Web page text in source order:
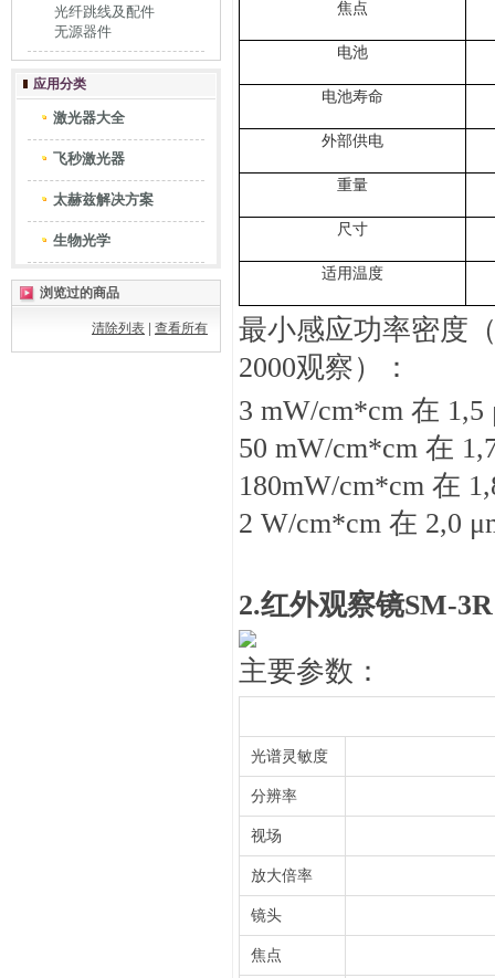
光纤跳线及配件
无源器件
应用分类
激光器大全
飞秒激光器
太赫兹解决方案
生物光学
浏览过的商品
清除列表 查看所有
焦点
电池
电池寿命
外部供电
重量
尺寸
适用温度
最小感应功率密度
2000观察）：
3 mW/cm*cm 在 1,5
50 mW/cm*cm 在
180mW/cm*cm 在
2 W/cm*cm 在 2,0
2.红外观察镜SM-3R
主要参数：
光谱灵敏度
分辨率
视场
放大倍率
镜头
焦点